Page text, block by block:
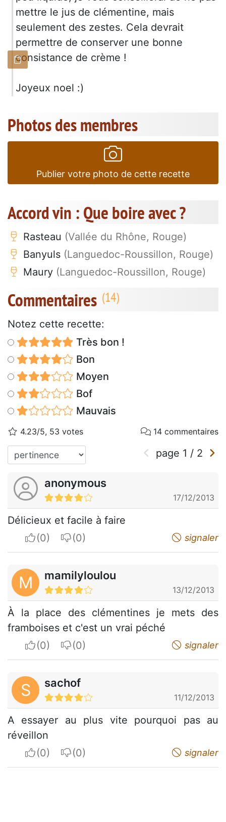
mettre le jus de clémentine, mais
seulement des zestes. Cela devrait
permettre de conserver une bonne
consistance de crème !
Joyeux noel :)
Photos des membres
Publier votre photo de cette recette
Accord vin : Que boire avec ?
Rasteau (Vallée du Rhône, Rouge)
Banyuls (Languedoc-Roussillon, Rouge)
Maury (Languedoc-Roussillon, Rouge)
Commentaires
Notez cette recette:
Très bon !
Bon
Moyen
Bof
Mauvais
4.23/5, 53 votes 14 commentaires
page 1 / 2
anonymous
17/12/2013
Délicieux et facile à faire
I apreciateI do not appreciate signaler
M mamilyloulou
13/12/2013
À la place des clémentines je mets des
framboises et c'est un vrai péché
I apreciateI do not appreciate signaler
S sachof
11/12/2013
A essayer au plus vite pourquoi pas au
réveillon
I apreciateI do not appreciate signaler